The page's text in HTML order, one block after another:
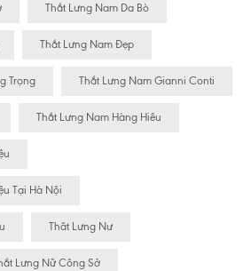
Thắt Lưng Nam Da Bò
Thắt Lưng Nam Đẹp
Trọng Thắt Lưng Nam Gianni Conti
Thắt Lưng Nam Hàng Hiêu
Tại Hà Nội
Thăt Lưng Nư
Lưng Nữ Công Sở